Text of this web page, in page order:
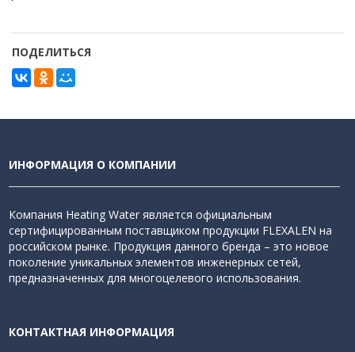
ПОДЕЛИТЬСЯ
ИНФОРМАЦИЯ О КОМПАНИИ
Компания Heating Water является официальным
сертифицированным поставщиком продукции FLEXALEN на
российском рынке. Продукция данного бренда – это новое
поколение уникальных элементов инженерных сетей,
предназначенных для многоцелевого использования.
КОНТАКТНАЯ ИНФОРМАЦИЯ